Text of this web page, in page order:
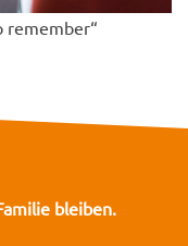
remember“
bleiben.